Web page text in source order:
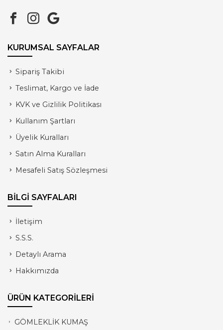
KURUMSAL SAYFALAR
Sipariş Takibi
Teslimat, Kargo ve İade
KVK ve Gizlilik Politikası
Kullanım Şartları
Üyelik Kuralları
Satın Alma Kuralları
Mesafeli Satış Sözleşmesi
BİLGİ SAYFALARI
İletişim
S.S.S.
Detaylı Arama
Hakkımızda
ÜRÜN KATEGORİLERİ
GÖMLEKLİK KUMAŞ